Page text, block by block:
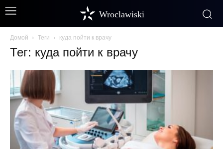
Wroclawiski
Домой Теги куда пойти к врачу
Тег: куда пойти к врачу